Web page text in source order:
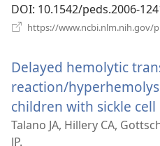
DOI‎: 10.1542/peds.2006-
https://www.ncbi.nlm.nih.gov/
Delayed hemolytic
reaction/
children with sickle cell
Talano JA, Hillery CA,
JP.